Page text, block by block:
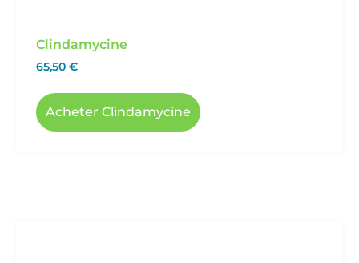
Clindamycine
65,50 €
Acheter Clindamycine